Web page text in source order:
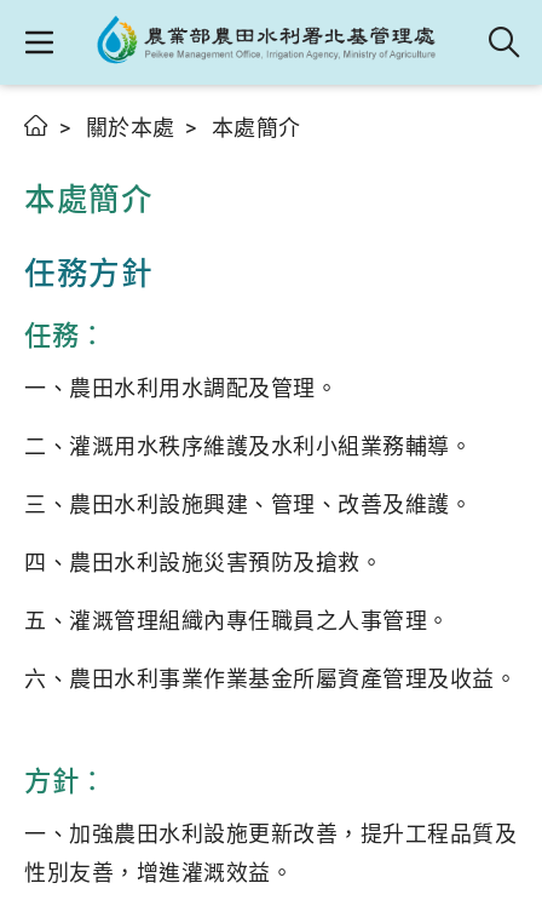
關於本處 本處簡介
本處簡介
任務方針
任務：
一、農田水利用水調配及管理。
二、灌溉用水秩序維護及水利小組業務輔導。
三、農田水利設施興建、管理、改善及維護。
四、農田水利設施災害預防及搶救。
五、灌溉管理組織內專任職員之人事管理。
六、農田水利事業作業基金所屬資產管理及收益。
方針：
一、加強農田水利設施更新改善，提升工程品質及
性別友善，增進灌溉效益。